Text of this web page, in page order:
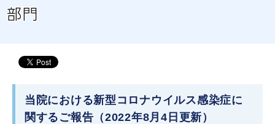
当院における新型コロナウイルス感染症に
関するご報告（2022年8月4日更新）